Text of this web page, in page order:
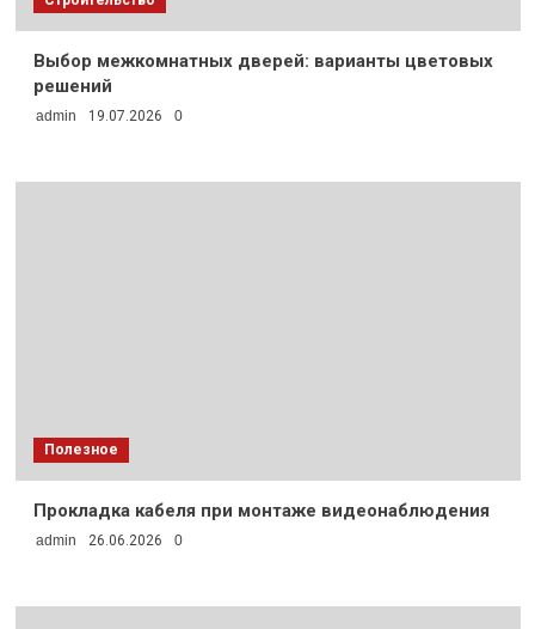
Выбор межкомнатных дверей: варианты цветовых
решений
admin 19.07.2026 0
Полезное
Прокладка кабеля при монтаже видеонаблюдения
admin 26.06.2026 0